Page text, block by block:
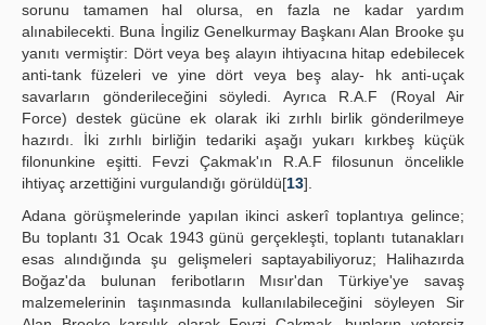
sorunu tamamen hal olursa, en fazla ne kadar yardım
alınabilecekti. Buna İngiliz Genelkurmay Başkanı Alan Brooke şu
yanıtı vermiştir: Dört veya beş alayın ihtiyacına hitap edebilecek
anti-tank füzeleri ve yine dört veya beş alay- hk anti-uçak
savarların gönderileceğini söyledi. Ayrıca R.A.F (Royal Air
Force) destek gücüne ek olarak iki zırhlı birlik gönderilmeye
hazırdı. İki zırhlı birliğin tedariki aşağı yukarı kırkbeş küçük
filonunkine eşitti. Fevzi Çakmak'ın R.A.F filosunun öncelikle
ihtiyaç arzettiğini vurgulandığı görüldü[13].
Adana görüşmelerinde yapılan ikinci askerî toplantıya gelince;
Bu toplantı 31 Ocak 1943 günü gerçekleşti, toplantı tutanakları
esas alındığında şu gelişmeleri saptayabiliyoruz; Halihazırda
Boğaz'da bulunan feribotların Mısır'dan Türkiye'ye savaş
malzemelerinin taşınmasında kullanılabileceğini söyleyen Sir